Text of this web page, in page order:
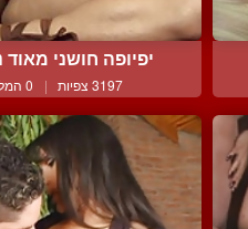
יפיופה חושני מאוד
3197 צפיות | 0 המלצות